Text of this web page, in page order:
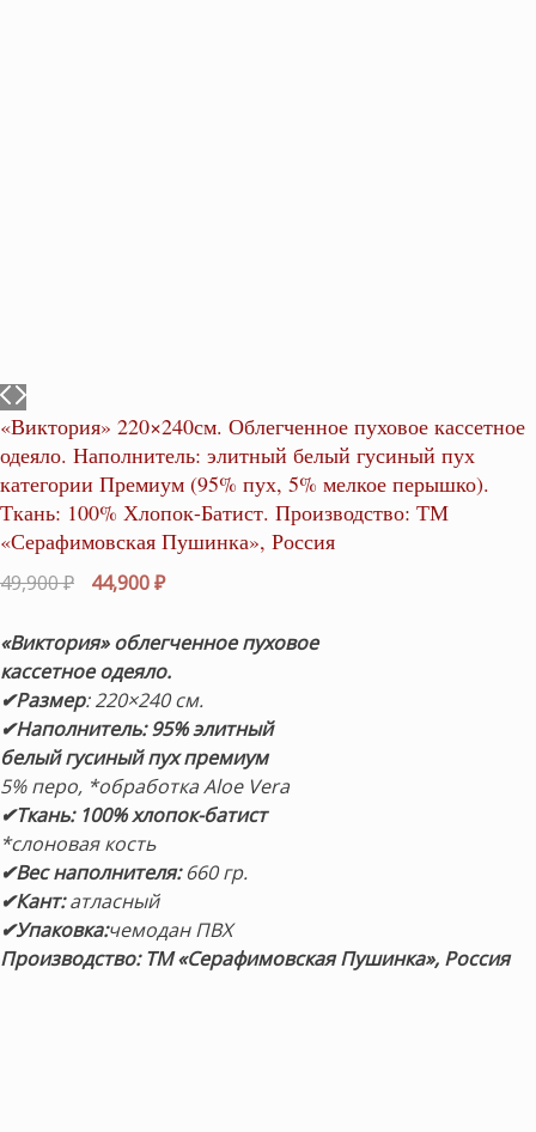
«Виктория» 220×240см. Облегченное пуховое кассетное
одеяло. Наполнитель: элитный белый гусиный пух
категории Премиум (95% пух, 5% мелкое перышко).
Ткань: 100% Хлопок-Батист. Производство: ТМ
«Серафимовская Пушинка», Россия
49,900₽
Первоначальная
составляла
49,900 ₽.
44,900₽Текущая
44,900 ₽.
«Виктория» облегченное пуховое
кассетное одеяло.
✔Размер: 220×240 см.
✔Наполнитель: 95%элитный
белый гусиный пух премиум
5% перо, *обработка Aloe Vera
✔Ткань: 100% хлопок-батист
*слоновая кость
✔Вес наполнителя:660 гр.
✔Кант:атласный
✔Упаковка:чемодан ПВХ
Производство: ТМ «Серафимовская Пушинка», Россия